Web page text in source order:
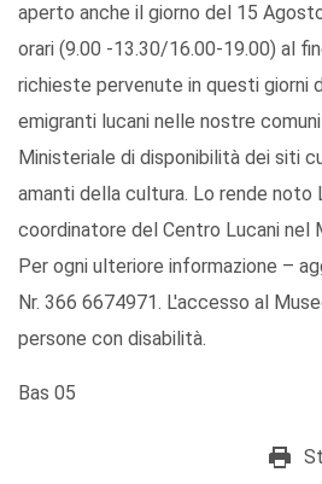
aperto anche il giorno del 15
orari (9.00 -13.30/16.00-19.00) al
richieste pervenute in questi giorni
emigranti lucani nelle nostre
Ministeriale di disponibilità dei siti
amanti della cultura. Lo rende noto
coordinatore del Centro Lucani nel
Per ogni ulteriore informazione –
Nr. 366 6674971. L'accesso al
persone con disabilità.
Bas 05